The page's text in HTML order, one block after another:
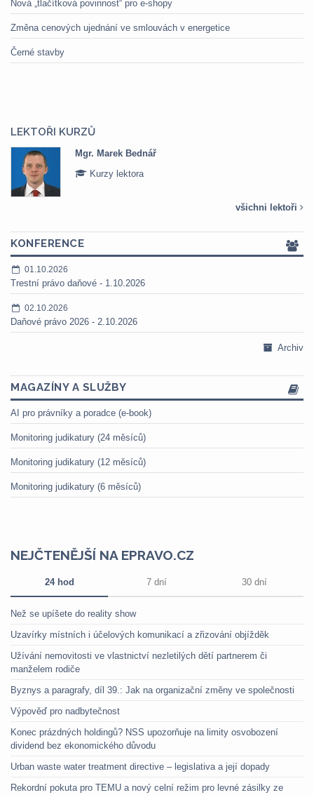
Nová „tlačítková povinnost“ pro e-shopy
Změna cenových ujednání ve smlouvách v energetice
Černé stavby
LEKTOŘI KURZŮ
Mgr. Marek Bednář
Kurzy lektora
všichni lektoři
KONFERENCE
01.10.2026
Trestní právo daňové - 1.10.2026
02.10.2026
Daňové právo 2026 - 2.10.2026
Archiv
MAGAZÍNY A SLUŽBY
AI pro právníky a poradce (e-book)
Monitoring judikatury (24 měsíců)
Monitoring judikatury (12 měsíců)
Monitoring judikatury (6 měsíců)
NEJČTENĚJŠÍ NA EPRAVO.CZ
24 hod 7 dní 30 dní
Než se upíšete do reality show
Uzavírky místních i účelových komunikací a zřizování objížděk
Užívání nemovitosti ve vlastnictví nezletilých dětí partnerem či
manželem rodiče
Byznys a paragrafy, díl 39.: Jak na organizační změny ve společnosti
Výpověď pro nadbytečnost
Konec prázdných holdingů? NSS upozorňuje na limity osvobození
dividend bez ekonomického důvodu
Urban waste water treatment directive – legislativa a její dopady
Rekordní pokuta pro TEMU a nový celní režim pro levné zásilky ze